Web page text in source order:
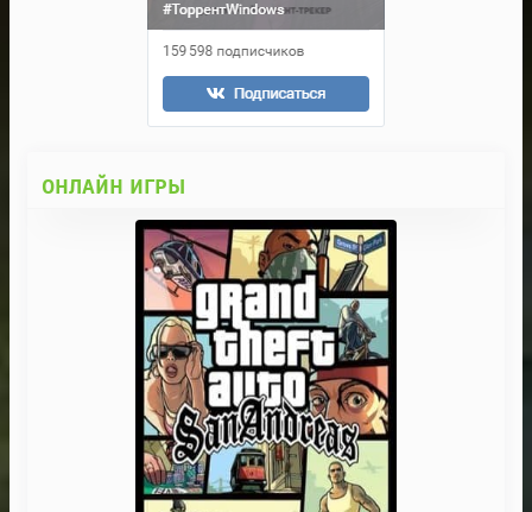
ОНЛАЙН ИГРЫ